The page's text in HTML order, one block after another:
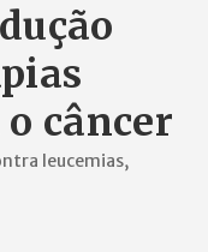
câncer
leucemias,